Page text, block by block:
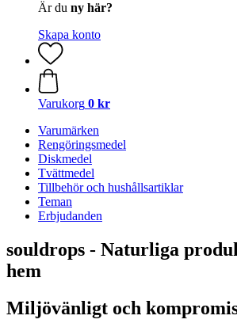
Är du ny här?
Skapa konto
Varukorg 0 kr
Varumärken
Rengöringsmedel
Diskmedel
Tvättmedel
Tillbehör och hushållsartiklar
Teman
Erbjudanden
souldrops - Naturliga
hem
Miljövänligt och